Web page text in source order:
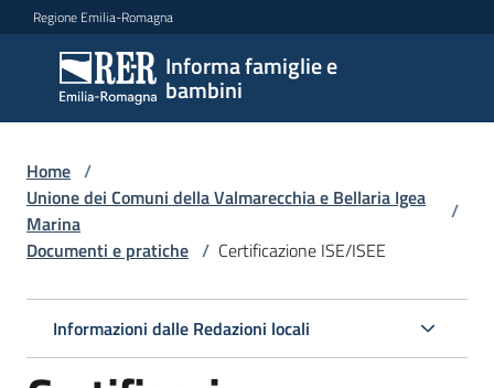
Vai al contenuto
Vai alla navigazione
Vai al footer
Regione Emilia-Romagna
Informa famiglie e
bambini
Informa
famiglie
e
Argomenti
Servizi
Home /
Unione dei Comuni della Valmarecchia e Bellaria Igea
Marina
/
Documenti e pratiche / Certificazione ISE/ISEE
Informazioni dalle Redazioni locali